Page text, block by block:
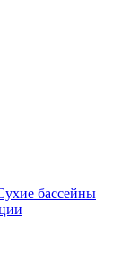
бассейны